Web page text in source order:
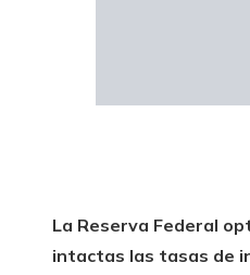
La Reserva Federal
intactas las tasas de